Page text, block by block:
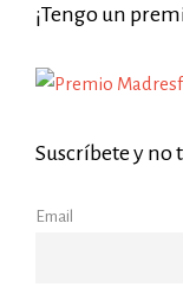
¡Tengo un
Suscríbete y no
Email